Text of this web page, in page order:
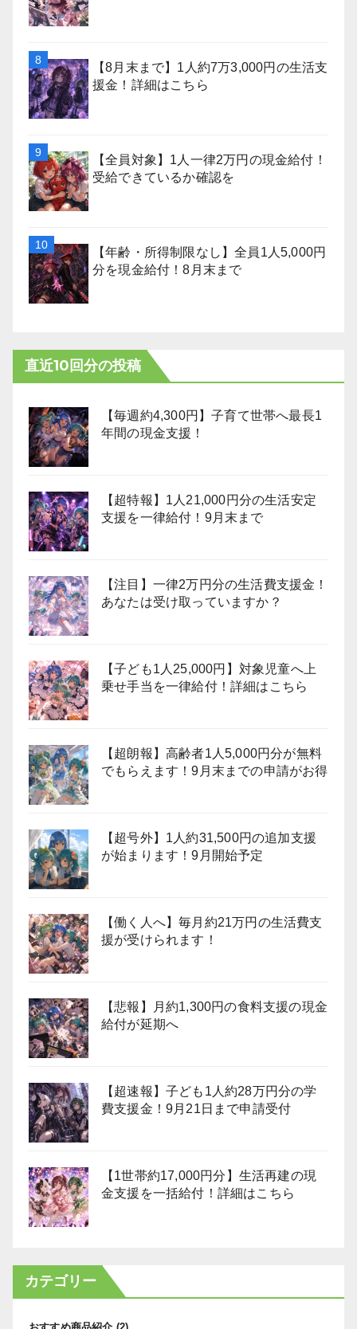
【8月末まで】1人約7万3,000円の生活支
援金！詳細はこちら
【全員対象】1人一律2万円の現金給付！
受給できているか確認を
【年齢・所得制限なし】全員1人5,000円
分を現金給付！8月末まで
直近10回分の投稿
【毎週約4,300円】子育て世帯へ最長1
年間の現金支援！
【超特報】1人21,000円分の生活安定
支援を一律給付！9月末まで
【注目】一律2万円分の生活費支援金！
あなたは受け取っていますか？
【子ども1人25,000円】対象児童へ上
乗せ手当を一律給付！詳細はこちら
【超朗報】高齢者1人5,000円分が無料
でもらえます！9月末までの申請がお得
【超号外】1人約31,500円の追加支援
が始まります！9月開始予定
【働く人へ】毎月約21万円の生活費支
援が受けられます！
【悲報】月約1,300円の食料支援の現金
給付が延期へ
【超速報】子ども1人約28万円分の学
費支援金！9月21日まで申請受付
【1世帯約17,000円分】生活再建の現
金支援を一括給付！詳細はこちら
カテゴリー